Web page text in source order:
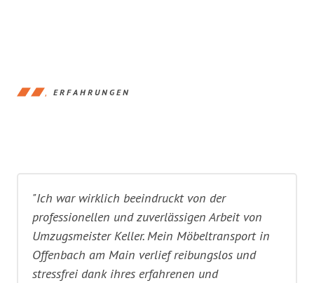
ERFAHRUNGEN
"Ich war wirklich beeindruckt von der
professionellen und zuverlässigen Arbeit von
Umzugsmeister Keller. Mein Möbeltransport in
Offenbach am Main verlief reibungslos und
stressfrei dank ihres erfahrenen und